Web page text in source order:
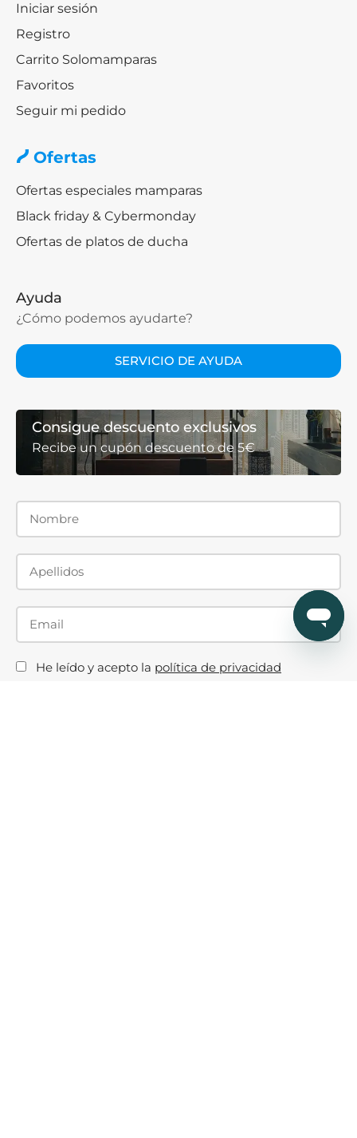
Iniciar sesión
Registro
Carrito Solomamparas
Favoritos
Seguir mi pedido
Ofertas
Ofertas especiales mamparas
Black friday & Cybermonday
Ofertas de platos de ducha
Ayuda
¿Cómo podemos ayudarte?
SERVICIO DE AYUDA
Consigue descuento exclusivos
Recibe un cupón descuento de 5€
He leído y acepto la política de privacidad